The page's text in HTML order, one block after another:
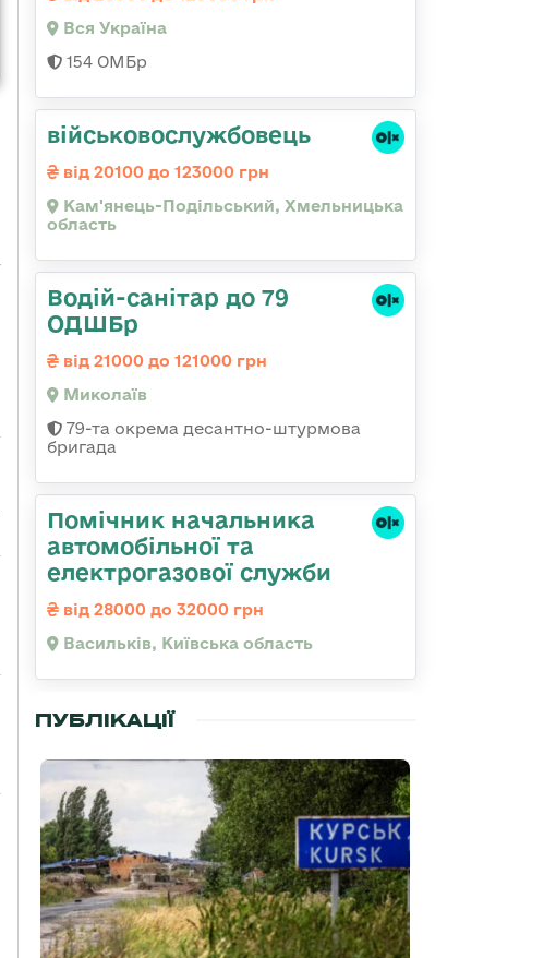
Вся Україна
154 ОМБр
військовослужбовець
від 20100 до 123000 грн
Кам'янець-Подільський, Хмельницька
область
Водій-санітар до 79
ОДШБр
від 21000 до 121000 грн
Миколаїв
79-та окрема десантно-штурмова
бригада
Помічник начальника
автомобільної та
електрогазової служби
від 28000 до 32000 грн
Васильків, Київська область
ПУБЛІКАЦІЇ